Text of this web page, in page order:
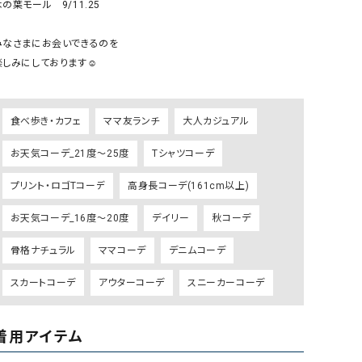
ッド）
G-STAR RAW（ジースターロウ）
GAIMO（ガイモ）
UNIVERSAL OVERALL（
オーバーオール）
GRAMICCI（グラミチ）
ー）
（ｇ） （グラム） upper hights（アッパーハイ
Gives a sense of fullment +phenix（フェニックス）
ICHI（イチ）
の葉モール　9/11.25
なさまにお会いできるのを
しみにしております☺️
食べ歩き・カフェ ママ友ランチ 大人カジュアル
お天気コーデ_21度～25度 Tシャツコーデ
プリント・ロゴTコーデ 高身長コーデ(161cm以上)
お天気コーデ_16度～20度 デイリー 秋コーデ
骨格ナチュラル ママコーデ デニムコーデ
スカートコーデ アウターコーデ スニーカーコーデ
用アイテム